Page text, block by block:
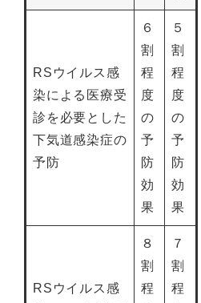
RSウイルス感
染による医療受
診を必要とした
下気道感染症の
予防
６
割
程
度
の
予
防
効
果
５
割
程
度
の
予
防
効
果
RSウイルス感
８
割
程
７
割
程